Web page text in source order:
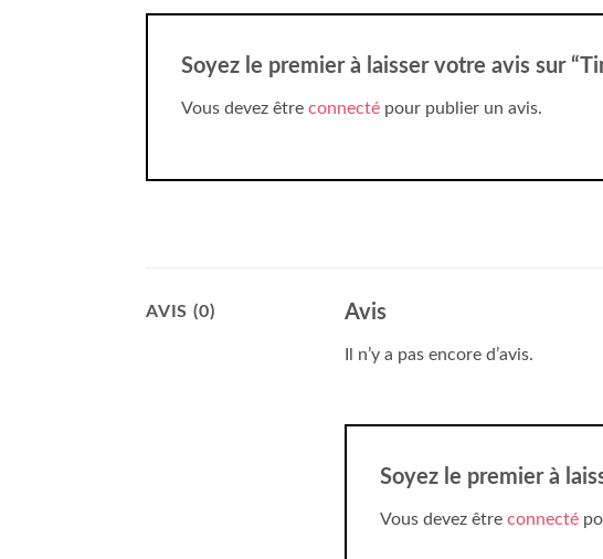
Soyez le premier à laisser votre avis sur
Vous devez être connecté pour publier un avis.
AVIS (0) Avis
Il n’y a pas encore d’avis.
Soyez le premier à
Vous devez être connecté